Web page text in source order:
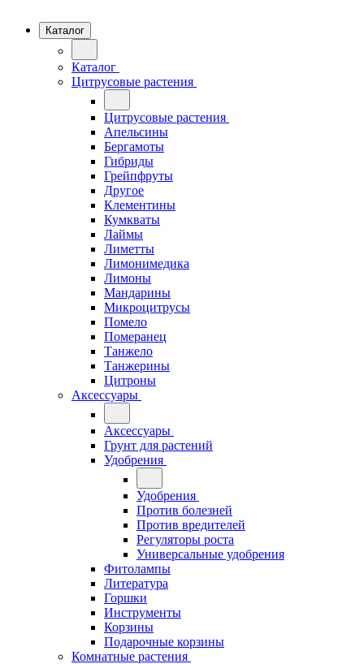
Каталог
Каталог
Цитрусовые растения
Цитрусовые растения
Апельсины
Бергамоты
Гибриды
Грейпфруты
Другое
Клементины
Кумкваты
Лаймы
Лиметты
Лимонимедика
Лимоны
Мандарины
Микроцитрусы
Помело
Померанец
Танжело
Танжерины
Цитроны
Аксессуары
Аксессуары
Грунт для растений
Удобрения
Удобрения
Против болезней
Против вредителей
Регуляторы роста
Универсальные удобрения
Фитолампы
Литература
Горшки
Инструменты
Корзины
Подарочные корзины
Комнатные растения